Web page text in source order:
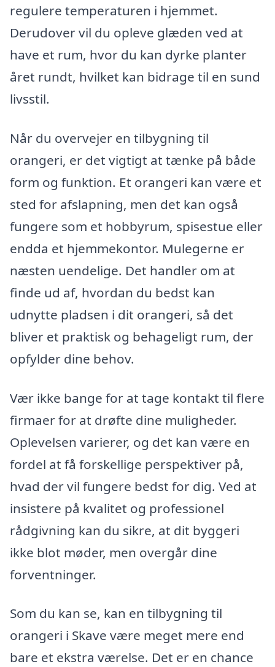
regulere temperaturen i hjemmet.
Derudover vil du opleve glæden ved at
have et rum, hvor du kan dyrke planter
året rundt, hvilket kan bidrage til en sund
livsstil.
Når du overvejer en tilbygning til
orangeri, er det vigtigt at tænke på både
form og funktion. Et orangeri kan være et
sted for afslapning, men det kan også
fungere som et hobbyrum, spisestue eller
endda et hjemmekontor. Mulegerne er
næsten uendelige. Det handler om at
finde ud af, hvordan du bedst kan
udnytte pladsen i dit orangeri, så det
bliver et praktisk og behageligt rum, der
opfylder dine behov.
Vær ikke bange for at tage kontakt til flere
firmaer for at drøfte dine muligheder.
Oplevelsen varierer, og det kan være en
fordel at få forskellige perspektiver på,
hvad der vil fungere bedst for dig. Ved at
insistere på kvalitet og professionel
rådgivning kan du sikre, at dit byggeri
ikke blot møder, men overgår dine
forventninger.
Som du kan se, kan en tilbygning til
orangeri i Skave være meget mere end
bare et ekstra værelse. Det er en chance